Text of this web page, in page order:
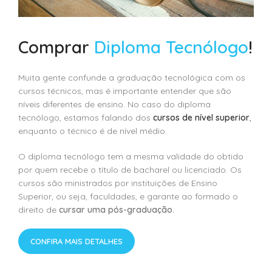
Comprar Diploma Tecnólogo!
Muita gente confunde a graduação tecnológica com os
cursos técnicos, mas é importante entender que são
níveis diferentes de ensino. No caso do diploma
tecnólogo, estamos falando dos cursos de nível superior,
enquanto o técnico é de nível médio.
O diploma tecnólogo tem a mesma validade do obtido
por quem recebe o título de bacharel ou licenciado. Os
cursos são ministrados por instituições de Ensino
Superior, ou seja, faculdades, e garante ao formado o
direito de cursar uma pós-graduação.
CONFIRA MAIS DETALHES